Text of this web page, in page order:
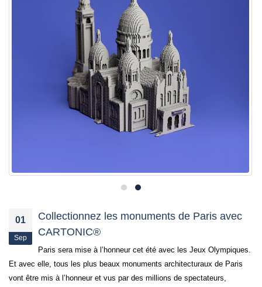
01
Sep
Collectionnez les monuments de Paris avec
CARTONIC®
Paris sera mise à l’honneur cet été avec les Jeux Olympiques.
Et avec elle, tous les plus beaux monuments architecturaux de Paris
vont être mis à l’honneur et vus par des millions de spectateurs,